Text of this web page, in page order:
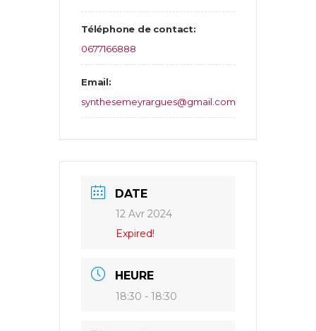
Téléphone de contact:
0677166888
Email:
synthesemeyrargues@gmail.com
DATE
12 Avr 2024
Expired!
HEURE
18:30 - 18:30